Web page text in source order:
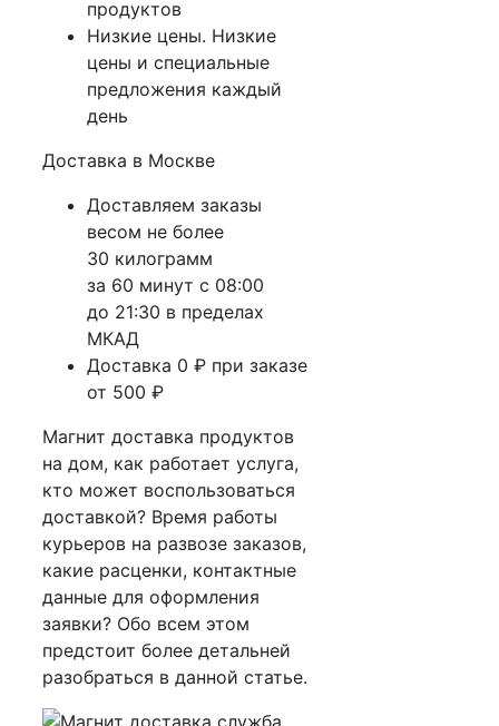
продуктов
Низкие цены. Низкие
цены и специальные
предложения каждый
день
Доставка в Москве
Доставляем заказы
весом не более
30 килограмм
за 60 минут с 08:00
до 21:30 в пределах
МКАД
Доставка 0 ₽ при заказе
от 500 ₽
Магнит доставка продуктов
на дом, как работает услуга,
кто может воспользоваться
доставкой? Время работы
курьеров на развозе заказов,
какие расценки, контактные
данные для оформления
заявки? Обо всем этом
предстоит более детальней
разобраться в данной статье.